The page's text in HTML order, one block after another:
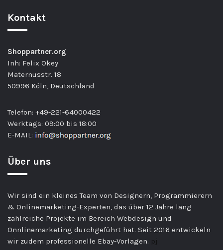
Ihrer Bezahlung fertig und senden
Kontakt
Shoppartner.org
Inh: Felix Okey
Maternusstr. 18
50996 Köln, Deutschland
Telefon: +49-221-64000422
Werktags: 09:00 bis 18:00
E-MAIL:
Über uns
Wir sind ein kleines Team von Designern, Programmierern
& Onlinemarketing-Experten, das über 12 Jahre lang
zahlreiche Projekte im Bereich Webdesign und
Onnlinemarketing durchgeführt hat. Seit 2016 entwickeln
wir zudem professionelle Ebay-Vorlagen. pj